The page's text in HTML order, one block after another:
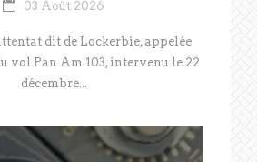
03 Août 2026
dit de Lockerbie, appelée
vol Pan Am 103, intervenu le 22
décembre...